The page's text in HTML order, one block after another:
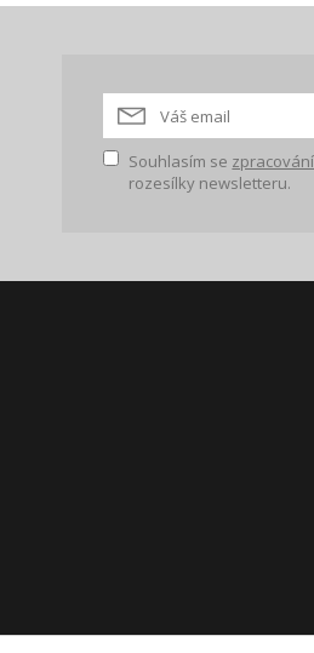
Souhlasím se
rozesílky newsletteru.